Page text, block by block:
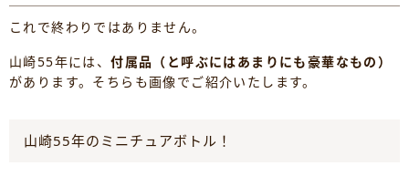
これで終わりではありません。
山崎55年には、付属品（と呼ぶにはあまりにも豪華なもの）
があります。そちらも画像でご紹介いたします。
山崎55年のミニチュアボトル！